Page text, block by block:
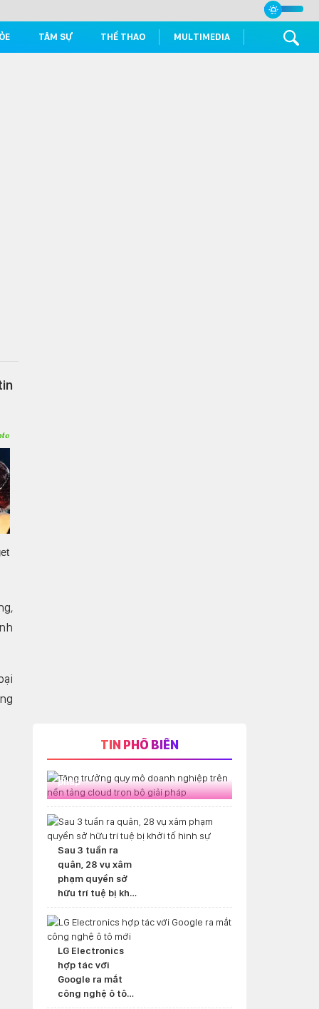
TÂM SỰ THỂ THAO MULTIMEDIA
TIN PHỔ BIẾN
Tăng trưởng quy mô doanh nghiệp
pháp
Sau 3 tuần ra
quân, 28 vụ xâm
phạm quyền sở
hữu trí tuệ bị khởi
tố hình sự
LG Electronics
hợp tác với
Google ra mắt
công nghệ ô tô